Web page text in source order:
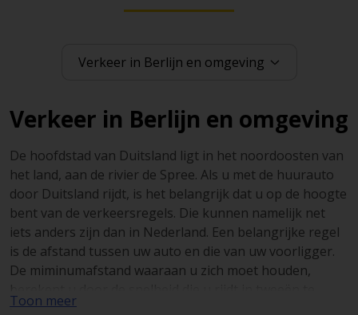
Verkeer in Berlijn en omgeving
De hoofdstad van Duitsland ligt in het noordoosten van
het land, aan de rivier de Spree. Als u met de huurauto
door Duitsland rijdt, is het belangrijk dat u op de hoogte
bent van de verkeersregels. Die kunnen namelijk net
iets anders zijn dan in Nederland. Een belangrijke regel
is de afstand tussen uw auto en die van uw voorligger.
De miminumafstand waaraan u zich moet houden,
berekent u door de snelheid die u rijdt in tweeën te
delen. Als u dus 100 km/u rijdt, moet u 50 meter afstand
Toon meer